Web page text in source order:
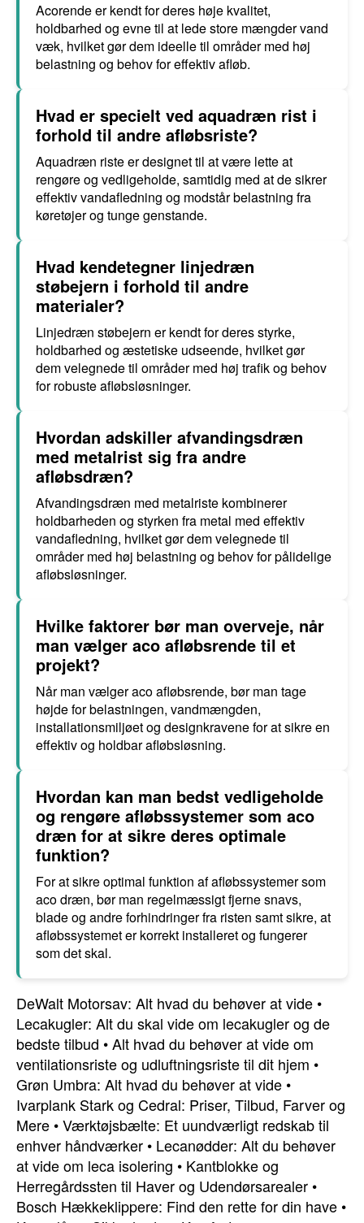
Acorende er kendt for deres høje kvalitet,
holdbarhed og evne til at lede store mængder vand
væk, hvilket gør dem ideelle til områder med høj
belastning og behov for effektiv afløb.
Hvad er specielt ved aquadræn rist i
forhold til andre afløbsriste?
Aquadræn riste er designet til at være lette at
rengøre og vedligeholde, samtidig med at de sikrer
effektiv vandafledning og modstår belastning fra
køretøjer og tunge genstande.
Hvad kendetegner linjedræn
støbejern i forhold til andre
materialer?
Linjedræn støbejern er kendt for deres styrke,
holdbarhed og æstetiske udseende, hvilket gør
dem velegnede til områder med høj trafik og behov
for robuste afløbsløsninger.
Hvordan adskiller afvandingsdræn
med metalrist sig fra andre
afløbsdræn?
Afvandingsdræn med metalriste kombinerer
holdbarheden og styrken fra metal med effektiv
vandafledning, hvilket gør dem velegnede til
områder med høj belastning og behov for pålidelige
afløbsløsninger.
Hvilke faktorer bør man overveje, når
man vælger aco afløbsrende til et
projekt?
Når man vælger aco afløbsrende, bør man tage
højde for belastningen, vandmængden,
installationsmiljøet og designkravene for at sikre en
effektiv og holdbar afløbsløsning.
Hvordan kan man bedst vedligeholde
og rengøre afløbssystemer som aco
dræn for at sikre deres optimale
funktion?
For at sikre optimal funktion af afløbssystemer som
aco dræn, bør man regelmæssigt fjerne snavs,
blade og andre forhindringer fra risten samt sikre, at
afløbssystemet er korrekt installeret og fungerer
som det skal.
DeWalt Motorsav: Alt hvad du behøver at vide •
Lecakugler: Alt du skal vide om lecakugler og de
bedste tilbud •Alt hvad du behøver at vide om
ventilationsriste og udluftningsriste til dit hjem •
Grøn Umbra: Alt hvad du behøver at vide •
Ivarplank Stark og Cedral: Priser, Tilbud, Farver og
Mere •Værktøjsbælte: Et uundværligt redskab til
enhver håndværker • Lecanødder: Alt du behøver
at vide om leca isolering • Kantblokke og
Herregårdssten til Haver og Udendørsarealer •
Bosch Hækkeklippere: Find den rette for din have •